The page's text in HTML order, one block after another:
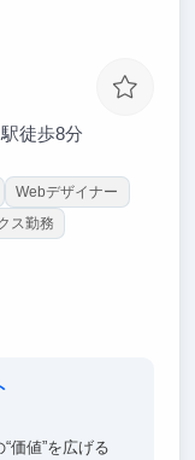
徒歩8分
Webデザイナー
ス勤務
価値”を広げる